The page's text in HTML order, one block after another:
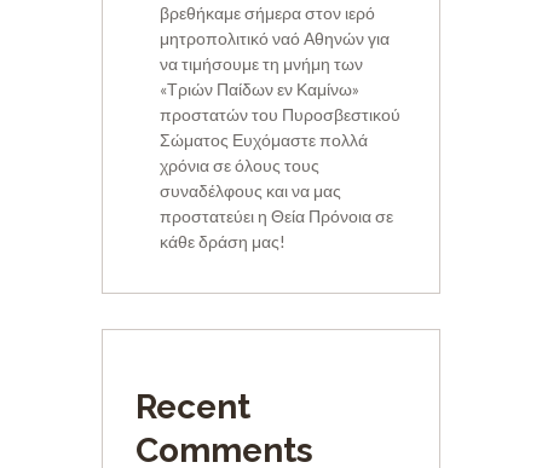
βρεθήκαμε σήμερα στον ιερό
μητροπολιτικό ναό Αθηνών για
να τιμήσουμε τη μνήμη των
«Τριών Παίδων εν Καμίνω»
προστατών του Πυροσβεστικού
Σώματος Ευχόμαστε πολλά
χρόνια σε όλους τους
συναδέλφους και να μας
προστατεύει η Θεία Πρόνοια σε
κάθε δράση μας!
Recent
Comments